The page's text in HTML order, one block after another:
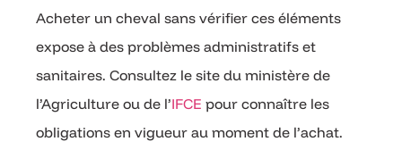
Acheter un cheval sans vérifier ces éléments
expose à des problèmes administratifs et
sanitaires. Consultez le site du ministère de
l’Agriculture ou de l’IFCE pour connaître les
obligations en vigueur au moment de l’achat.